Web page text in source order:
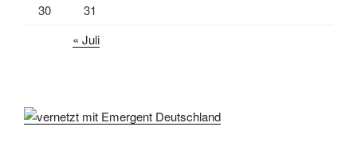
30
31
« Juli